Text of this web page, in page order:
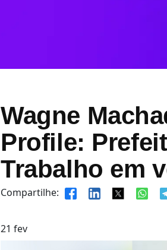
Wagne
Profile:
Trabalho em
Compartilhe:
21 fev